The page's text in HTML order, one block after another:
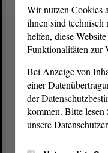
Möglichen sehr
eine
Präsident Dr.
Es gibt eine
Wir nutzen Cookies
ihnen sind technisch
helfen, diese
Funktionalitäten zur
Bei Anzeige von
einer
der
kommen. Bitte
unsere